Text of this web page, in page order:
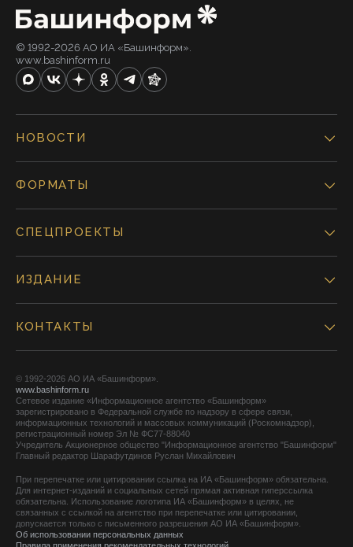
© 1992-2026 АО ИА «Башинформ».
www.bashinform.ru
НОВОСТИ
ФОРМАТЫ
СПЕЦПРОЕКТЫ
ИЗДАНИЕ
КОНТАКТЫ
© 1992-2026 АО ИА «Башинформ».
www.bashinform.ru
Сетевое издание «Информационное агентство «Башинформ»
зарегистрировано в Федеральной службе по надзору в сфере связи,
информационных технологий и массовых коммуникаций (Роскомнадзор),
регистрационный номер Эл № ФС77-88040
Учредитель Акционерное общество "Информационное агентство "Башинформ"
Главный редактор Шарафутдинов Руслан Михайлович
При перепечатке или цитировании ссылка на ИА «Башинформ» обязательна.
Для интернет-изданий и социальных сетей прямая активная гиперссылка
обязательна. Использование логотипа ИА «Башинформ» в целях, не
связанных с ссылкой на агентство при перепечатке или цитировании,
допускается только с письменного разрешения АО ИА «Башинформ».
Об использовании персональных данных